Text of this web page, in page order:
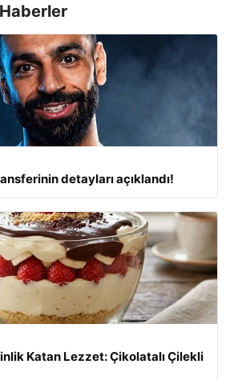
detayları açıklandı!
Katan Lezzet: Çikolatalı Çilekli